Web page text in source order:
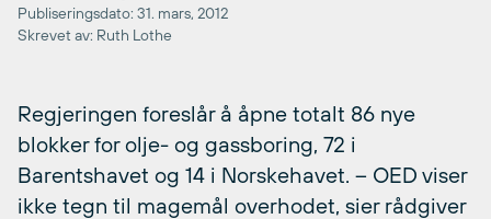
Publiseringsdato: 31. mars, 2012
Skrevet av: Ruth Lothe
Regjeringen foreslår å åpne totalt 86 nye
blokker for olje- og gassboring, 72 i
Barentshavet og 14 i Norskehavet. – OED viser
ikke tegn til magemål overhodet, sier rådgiver